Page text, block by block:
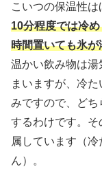
こいつの保温性は
10分程度では冷
時間置いても氷
温かい飲み物は湯
まいますが、冷
みですので、ど
するわけです。
属しています（
ん）。